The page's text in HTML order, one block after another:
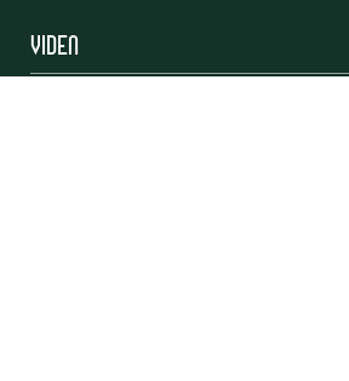
Viden